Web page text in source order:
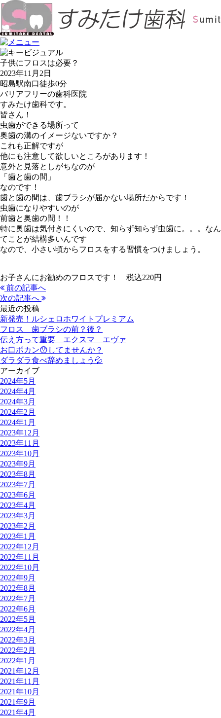
子供にフロスは必要？
2023年11月2日
昭島駅南口徒歩0分
バリアフリーの歯科医院
すみたけ歯科です。
皆さん！
虫歯ができる場所って
奥歯の溝のイメージないですか？
これも正解ですが
他にも注意して欲しいところがあります！
意外と見落としがちなのが
「歯と歯の間」
なのです！
歯と歯の間は、歯ブラシが届かない場所だからです！
虫歯になりやすいのが
前歯と奥歯の間！！
特に奥歯は気付きにくいので、知らず知らず虫歯に。。。なん
てことが結構多いんです
なので、小さい頃からフロスをする習慣をつけましょう。
お子さんにお勧めのフロスです！ 税込220円
前の記事へ
次の記事へ
最近の投稿
新発売！ルシェロホワイトプレミアム
フロス 歯ブラシの前？後？
伝え方って重要 エクスマ エヴァ
お口ポカン😯してませんか？
ダラダラ食べ辞めましょう💦
アーカイブ
2024年5月
2024年4月
2024年3月
2024年2月
2024年1月
2023年12月
2023年11月
2023年10月
2023年9月
2023年8月
2023年7月
2023年6月
2023年4月
2023年3月
2023年2月
2023年1月
2022年12月
2022年11月
2022年10月
2022年9月
2022年8月
2022年7月
2022年6月
2022年5月
2022年4月
2022年3月
2022年2月
2022年1月
2021年12月
2021年11月
2021年10月
2021年9月
2021年4月